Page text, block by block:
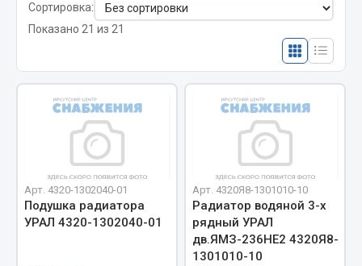
Изготовление цепей на колеса BOHU
QITONG
Отопители салона, подогреватели
Автономные воздушные отопители
Жидкостные подогреватели
Отопители салона
Подогреватели тосола
Сортировка:
Показано 21 из 21
Арт. 4320-1302040-01
Подушка радиатора
УРАЛ 4320-1302040-01
Арт. 4320Я8-1301010-10
Радиатор водяной 3-х
рядный УРАЛ
дв.ЯМЗ-236НЕ2 4320Я8-
1301010-10